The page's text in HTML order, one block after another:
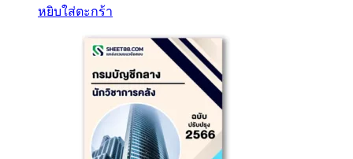
หยิบใส่ตะกร้า